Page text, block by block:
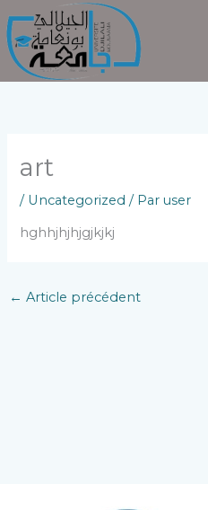
au
contenu
art
/ Uncategorized / Paruser
hghhjhjhjgjkjkj
← Article précédent